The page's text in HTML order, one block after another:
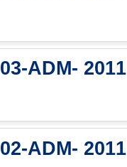
03-ADM- 2011
02-ADM- 2011